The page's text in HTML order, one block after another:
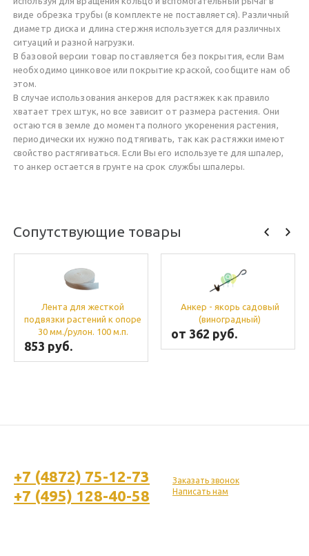
виде обрезка трубы (в комплекте не поставляется). Различный
диаметр диска и длина стержня используется для различных
ситуаций и разной нагрузки.
В базовой версии товар поставляется без покрытия, если Вам
необходимо цинковое или покрытие краской, сообщите нам об
этом.
В случае использования анкеров для растяжек как правило
хватает трех штук, но все зависит от размера растения. Они
остаются в земле до момента полного укоренения растения,
периодически их нужно подтягивать, так как растяжки имеют
свойство растягиваться. Если Вы его используете для шпалер,
то анкер остается в грунте на срок службы шпалеры.
Сопутствующие товары
Лента для жесткой
подвязки растений к опоре
30 мм./рулон. 100 м.п.
853 руб.
Анкер - якорь садовый
(виноградный)
от 362 руб.
+7 (4872) 75-12-73
+7 (495) 128-40-58
Заказать звонок
Написать нам